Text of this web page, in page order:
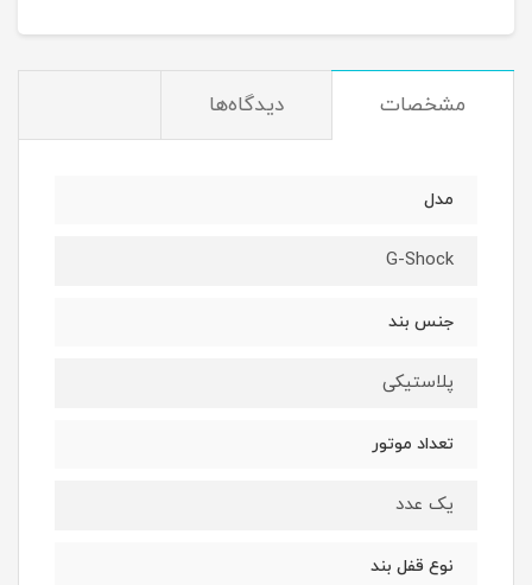
مشخصات دیدگاه‌ها
مدل
G-Shock
جنس بند
پلاستیکی
تعداد موتور
یک عدد
نوع قفل بند